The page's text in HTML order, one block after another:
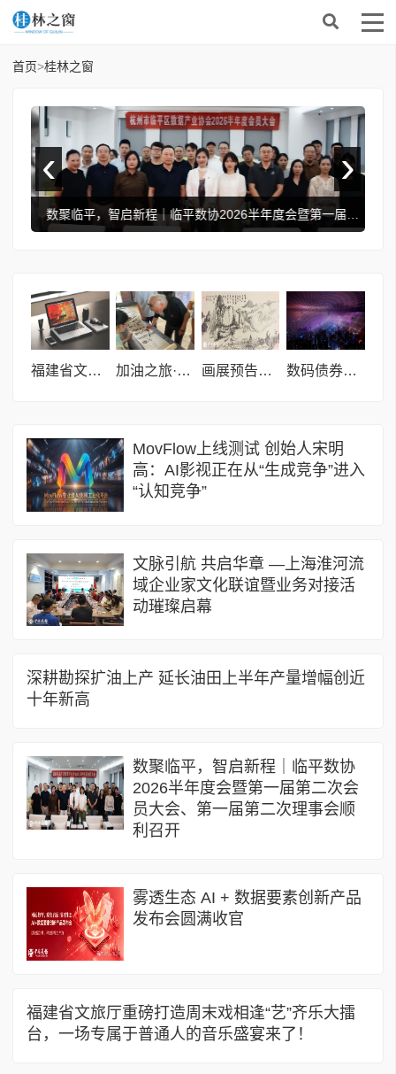
首页>桂林之窗
数聚临平，智启新程｜临平数协2026半年度会暨第一届第二次会员大会、第一届第二次理事会顺利召开
‹ ›
福建省文旅厅重磅打造周末戏相逢“艺”齐乐大擂台，一场专属于普通人的音乐盛宴来了！ 加油之旅·荷您同行——数影全国AI旅拍大赛暨乔堃龙书法巡展在安龙招堤启幕 画展预告：“東芳風韵一一樵山问道” 中国当代书画名家卢云标作品展 数码债券受市场关注 未来或成数码货币兑换的重要一环
MovFlow上线测试 创始人宋明
高：AI影视正在从“生成竞争”进入
“认知竞争”
文脉引航 共启华章 —上海淮河流
域企业家文化联谊暨业务对接活
动璀璨启幕
深耕勘探扩油上产 延长油田上半年产量增幅创近
十年新高
数聚临平，智启新程｜临平数协
2026半年度会暨第一届第二次会
员大会、第一届第二次理事会顺
利召开
​雾透生态 AI + 数据要素创新产品
发布会圆满收官
福建省文旅厅重磅打造周末戏相逢“艺”齐乐大擂
台，一场专属于普通人的音乐盛宴来了！